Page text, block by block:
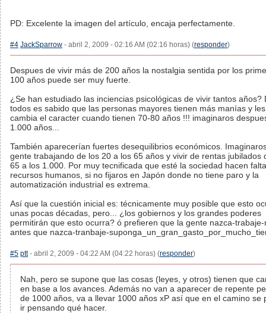
PD: Excelente la imagen del artículo, encaja perfectamente.
#4 JackSparrow - abril 2, 2009 - 02:16 AM (02:16 horas) (responder)
Despues de vivir más de 200 años la nostalgia sentida por los
100 años puede ser muy fuerte.
¿Se han estudiado las inciencias psicológicas de vivir tantos años?
todos es sabido que las personas mayores tienen más manías y les
cambia el caracter cuando tienen 70-80 años !!! imaginaros
1.000 años...
También aparecerían fuertes desequilibrios económicos.
gente trabajando de los 20 a los 65 años y vivir de rentas jubilados
65 a los 1.000. Por muy tecnificada que esté la sociedad hacen falta
recursos humanos, si no fijaros en Japón donde no tiene paro y la
automatización industrial es extrema.
Así que la cuestión inicial es: técnicamente muy posible que esto
unas pocas décadas, pero... ¿los gobiernos y los grandes poderes
permitirán que esto ocurra? ó prefieren que la gente nazca-
antes que nazca-tranbaje-
#5 ptt- abril 2, 2009 - 04:22 AM (04:22 horas) (responder)
Nah, pero se supone que las cosas (leyes, y otros) tienen que
en base a los avances. Además no van a aparecer de repente
de 1000 años, va a llevar 1000 años xP así que en el camino se
ir pensando qué hacer.